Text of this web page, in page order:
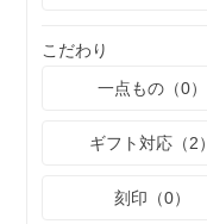
こだわり
一点もの（0）
ギフト対応（2）
刻印（0）